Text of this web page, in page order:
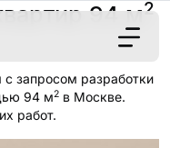
94 м2
запросом разработки
94 м2 в Москве.
работ.